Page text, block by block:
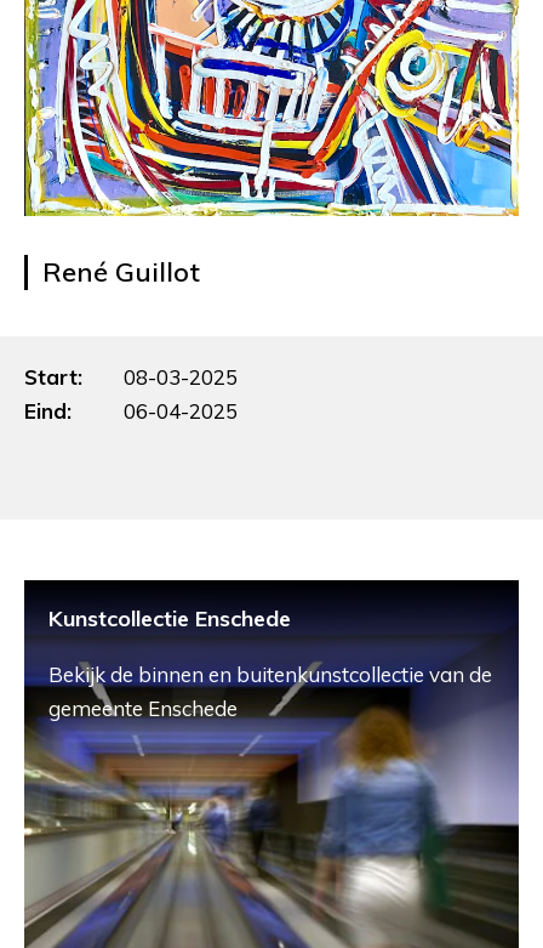
René Guillot
Start:
08-03-2025
Eind:
06-04-2025
Kunstcollectie Enschede
Bekijk de binnen en buitenkunstcollectie van de
gemeente Enschede